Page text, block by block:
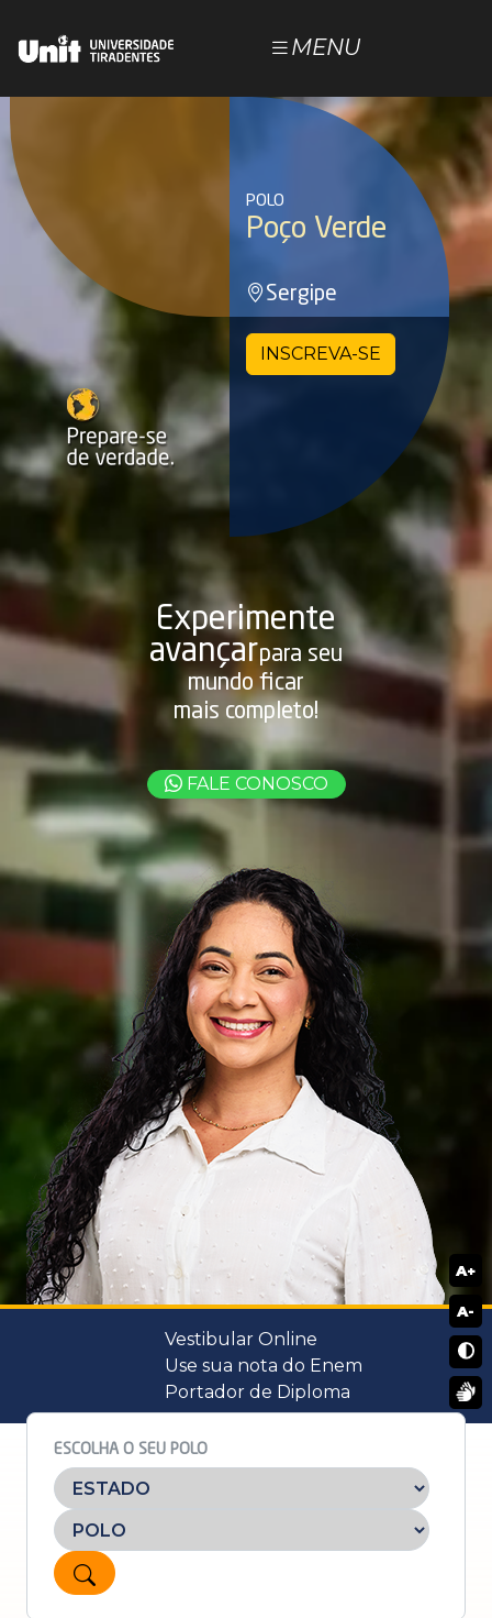
MENU
ESTUDE NA UNIT
DOCUMENTOS
JÁ SOU ALUNO
Magister
POLO
Poço Verde
Sergipe
INSCREVA-SE
Experimente
avançarpara seu
mundo ficar
mais completo!
FALE CONOSCO
Vestibular Online
Use sua nota do Enem
Portador de Diploma
ESCOLHA O SEU POLO
A+
A-